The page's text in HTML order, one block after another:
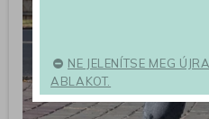
NE JELENÍTSE MEG
ABLAKOT.